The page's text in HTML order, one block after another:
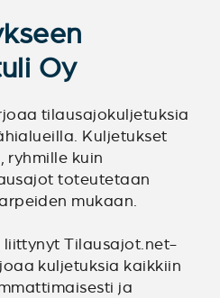
Oy
tilausajokuljetuksia
Kuljetukset
ryhmille kuin
toteutetaan
mukaan.
liittynyt Tilausajot.net-
kuljetuksia kaikkiin
ja